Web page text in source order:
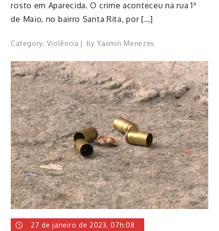
rosto em Aparecida. O crime aconteceu na rua 1º
de Maio, no bairro Santa Rita, por […]
Category:Violência byYasmin Menezes
27 de janeiro de 2023, 07h:08